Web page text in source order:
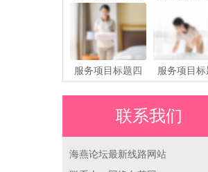
服务项目标题四 服务项目标
联系我们
海燕论坛最新线路网站